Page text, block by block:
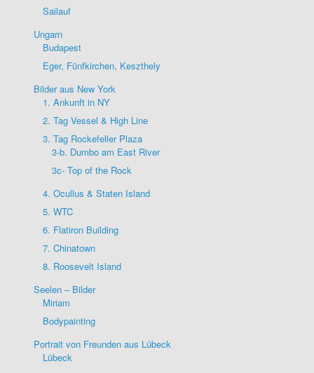
Sailauf
Ungarn
Budapest
Eger, Fünfkirchen, Keszthely
Bilder aus New York
1. Ankunft in NY
2. Tag Vessel & High Line
3. Tag Rockefeller Plaza
3-b. Dumbo am East River
3c- Top of the Rock
4. Ocullus & Staten Island
5. WTC
6. Flatiron Building
7. Chinatown
8. Roosevelt Island
Seelen – Bilder
Miriam
Bodypainting
Portrait von Freunden aus Lübeck
Lübeck